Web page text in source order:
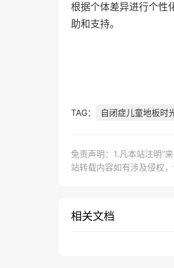
根据个体差异进行个性
助和支持。
TAG： 自闭症儿童地板时
免责声明：1.凡本站注明“
站转载内容如有涉及侵权
相关文档